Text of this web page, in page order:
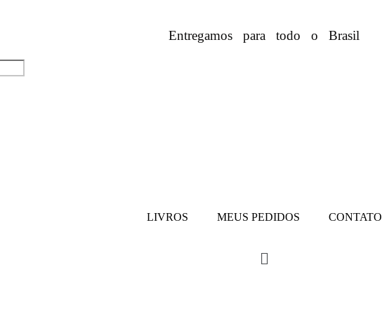
Entregamos para todo o Brasil
LIVROS MEUS PEDIDOS CONTATO